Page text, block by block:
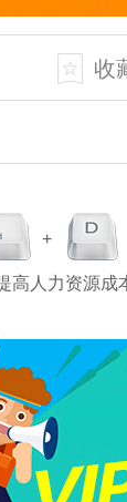
收
+
高人力资源成